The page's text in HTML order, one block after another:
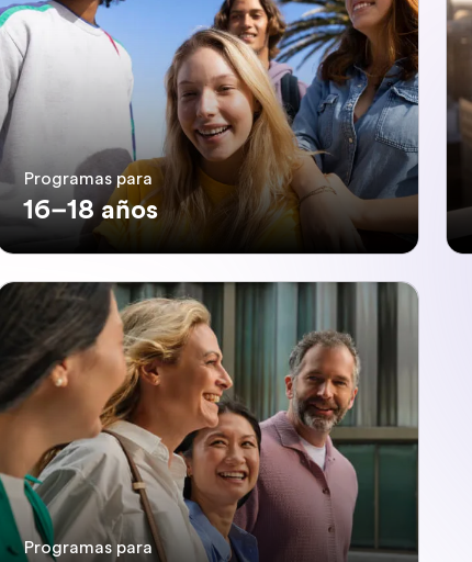
Programas para
16–18 años
Programas para